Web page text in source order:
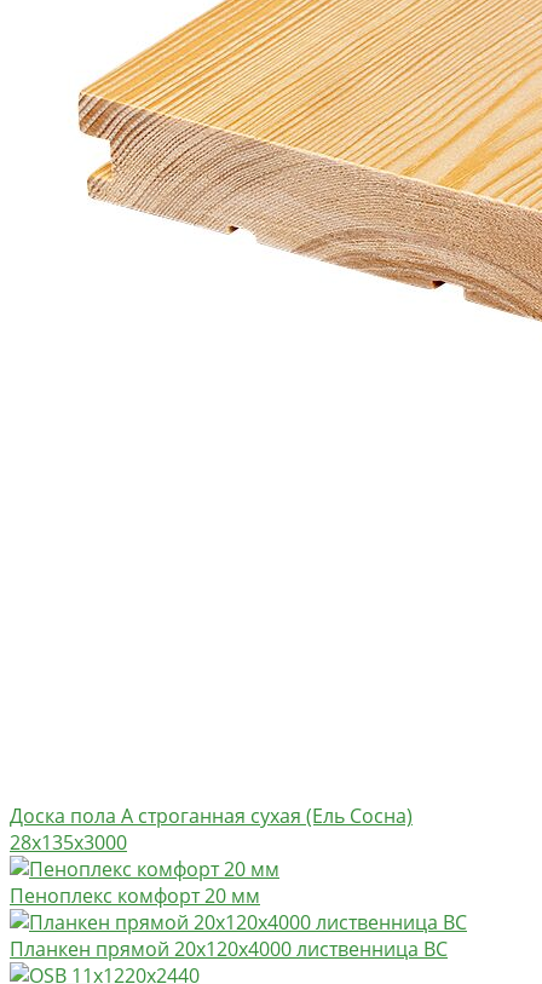
Доска пола А строганная сухая (Ель Сосна)
28х135х3000
Пеноплекс комфорт 20 мм
Планкен прямой 20х120х4000 лиственница BC